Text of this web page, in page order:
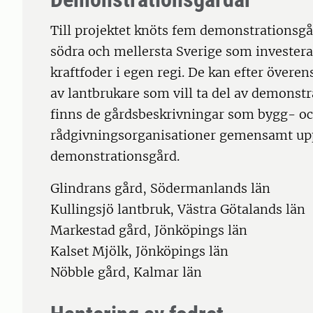
Till projektet knöts fem
södra och mellersta Sverige som
kraftfoder i egen regi. De kan efter
av lantbrukare som vill ta del av
finns de gårdsbeskrivningar som bygg-
rådgivningsorganisationer gemensamt
demonstrationsgård.
Glindrans gård, Södermanlands län
Kullingsjö lantbruk, Västra Götalands län
Markestad gård, Jönköpings län
Kalset Mjölk, Jönköpings län
Nöbble gård, Kalmar län